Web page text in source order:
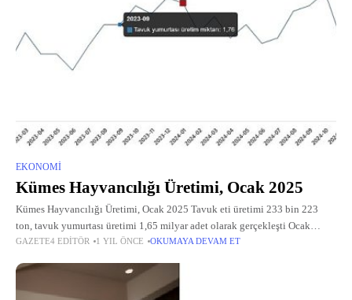
EKONOMI
Kümes Hayvancılığı Üretimi, Ocak 2025
Kümes Hayvancılığı Üretimi, Ocak 2025 Tavuk eti üretimi 233 bin 223
ton, tavuk yumurtası üretimi 1,65 milyar adet olarak gerçekleşti Ocak
ayında bir önceki yılın aynı ayına göre, tavuk yumurtası
GAZETE4 EDITÖR 1 YIL ÖNCE OKUMAYA DEVAM ET